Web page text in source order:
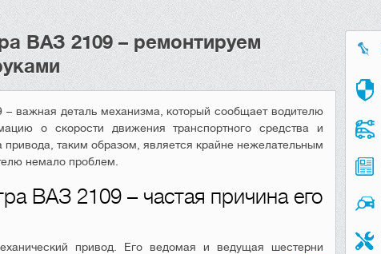
ВАЗ 2109 – ремонтируем
важная деталь механизма, который сообщает водителю
о скорости движения транспортного средства и
таким образом, является крайне нежелательным
немало проблем.
ВАЗ 2109 – частая причина его
привод. Его ведомая и ведущая шестерни